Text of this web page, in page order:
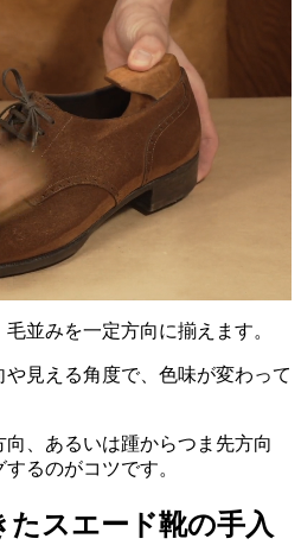
並みを一定方向に揃えます。
見える角度で、色味が変わって
、あるいは踵からつま先方向
るのがコツです。
たスエード靴の手入